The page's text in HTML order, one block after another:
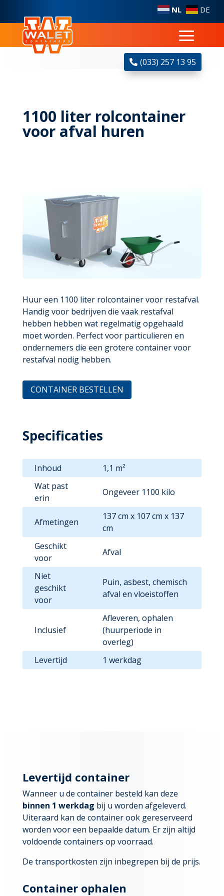
NL DE
(033) 257 13 95
1100 liter rolcontainer
voor afval huren
Huur een 1100 liter rolcontainer voor restafval.
Handig voor bedrijven die vaak restafval
hebben hebben wat regelmatig opgehaald
moet worden. Perfect voor particulieren en
ondernemers die een grotere container voor
restafval nodig hebben.
CONTAINER BESTELLEN
Specificaties
Inhoud
1,1 m²
Wat past
erin
Ongeveer 1100 kilo
Afmetingen
137 cm x 107 cm x 137
cm
Geschikt
voor
Afval
Niet
geschikt
voor
Puin, asbest, chemisch
afval en vloeistoffen
Inclusief
Afleveren, ophalen
(huurperiode in
overleg)
Levertijd
1 werkdag
Levertijd container
Wanneer u de container besteld kan deze
binnen 1 werkdag bij u worden afgeleverd.
Uiteraard kan de container ook gereserveerd
worden voor een bepaalde datum. Er zijn altijd
voldoende containers op voorraad.
De transportkosten zijn inbegrepen bij de prijs.
Container ophalen